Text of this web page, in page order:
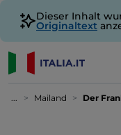
Dieser Inhalt
Originaltext
... Mailand Der